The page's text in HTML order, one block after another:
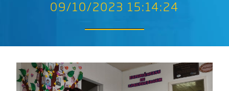
09/10/2023 15:14:24